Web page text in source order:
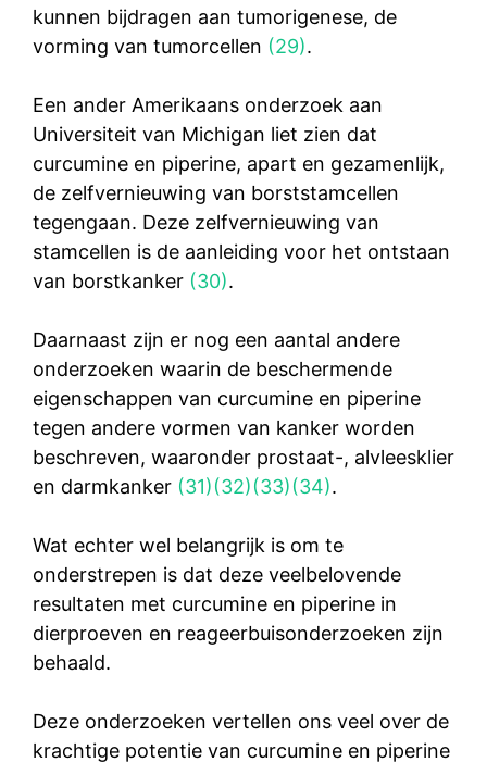
kunnen bijdragen aan tumorigenese, de
vorming van tumorcellen (29).
Een ander Amerikaans onderzoek aan
Universiteit van Michigan liet zien dat
curcumine en piperine, apart en gezamenlijk,
de zelfvernieuwing van borststamcellen
tegengaan. Deze zelfvernieuwing van
stamcellen is de aanleiding voor het ontstaan
van borstkanker (30).
Daarnaast zijn er nog een aantal andere
onderzoeken waarin de beschermende
eigenschappen van curcumine en piperine
tegen andere vormen van kanker worden
beschreven, waaronder prostaat-, alvleesklier
en darmkanker (31)(32)(33)(34).
Wat echter wel belangrijk is om te
onderstrepen is dat deze veelbelovende
resultaten met curcumine en piperine in
dierproeven en reageerbuisonderzoeken zijn
behaald.
Deze onderzoeken vertellen ons veel over de
krachtige potentie van curcumine en piperine